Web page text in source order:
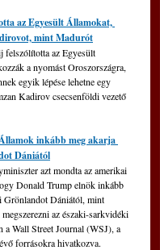
az Egyesült Államokat,
mint Madurót
az Egyesült
a nyomást Oroszországra,
egyik lépése lehetne egy
Kadirov csecsenföldi vezető
inkább meg akarja
Dániától
azt mondta az amerikai
Donald Trump elnök inkább
Grönlandot Dániától, mint
az északi-sarkvidéki
a Wall Street Journal (WSJ), a
forrásokra hivatkozva.